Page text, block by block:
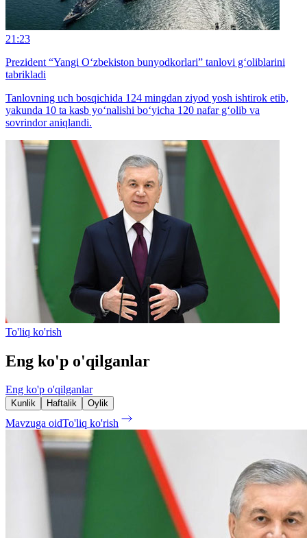
21:23
Prezident “Yangi O‘zbekiston bunyodkorlari” tanlovi g‘oliblarini
tabrikladi
Tanlovning uch bosqichida 124 mingdan ziyod yosh ishtirok etib,
yakunda 10 ta kasb yo‘nalishi bo‘yicha 120 nafar g‘olib va
sovrindor aniqlandi.
To'liq ko'rish
Eng ko'p o'qilganlar
Eng ko'p o'qilganlar
Kunlik Haftalik Oylik
Mavzuga oidTo'liq ko'rish